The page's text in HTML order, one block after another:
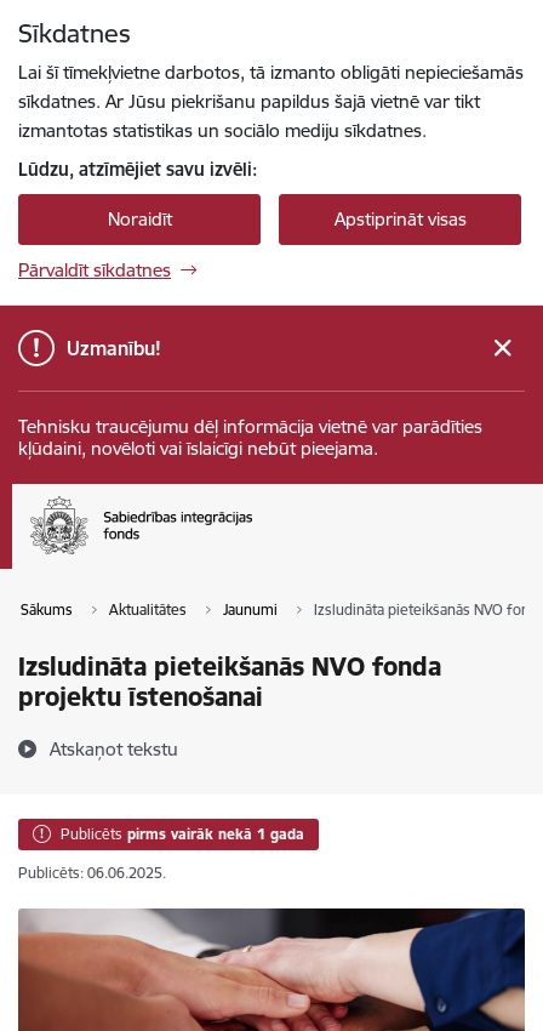
Sīkdatnes
Lai šī tīmekļvietne darbotos, tā izmanto obligāti nepieciešamās
sīkdatnes. Ar Jūsu piekrišanu papildus šajā vietnē var tikt
izmantotas statistikas un sociālo mediju sīkdatnes.
Lūdzu, atzīmējiet savu izvēli:
Noraidīt Apstiprināt visas
Pārvaldīt sīkdatnes
Uzmanību!
Tehnisku traucējumu dēļ informācija vietnē var parādīties
kļūdaini, novēloti vai īslaicīgi nebūt pieejama.
Sākums Aktualitātes Jaunumi Izsludināta pieteikšanās NVO
Izsludināta pieteikšanās NVO fonda
projektu īstenošanai
Atskaņot tekstu
Publicēts pirms vairāk nekā 1 gada
Publicēts: 06.06.2025.